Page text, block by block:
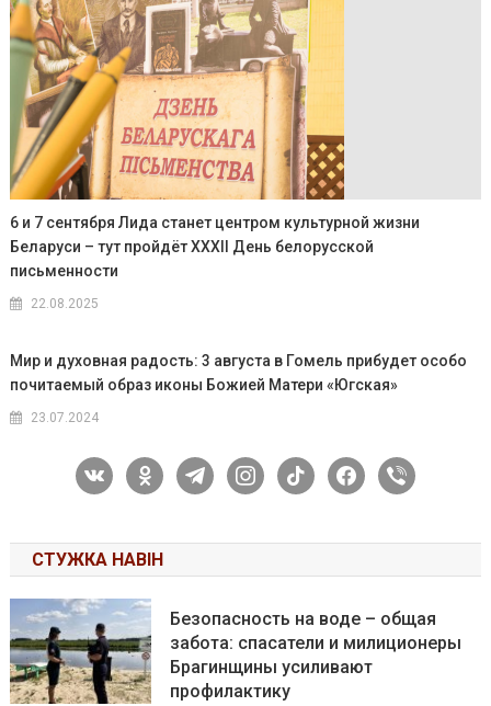
6 и 7 сентября Лида станет центром культурной жизни
Беларуси – тут пройдёт XXXII День белорусской
письменности
22.08.2025
Мир и духовная радость: 3 августа в Гомель прибудет особо
почитаемый образ иконы Божией Матери «Югская»
23.07.2024
vkontakteodnoklassniki
telegraminstagram
tiktok facebook
viber
СТУЖКА НАВІН
Безопасность на воде – общая
забота: спасатели и милиционеры
Брагинщины усиливают
профилактику